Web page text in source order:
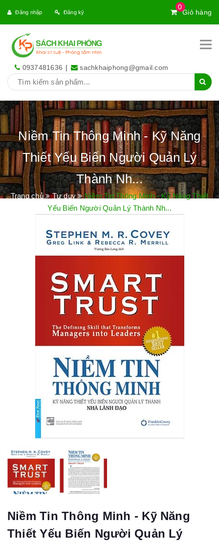
0
Giỏ hàng
Đăng nhập Đăng ký
0937481636 | sachkhaiphong@gmail.com
Niềm Tin Thông Minh - Kỹ Năng
Thiết Yếu Biến Người Quản Lý
Thành Nh...
Trang chủ Tư duy
Niềm Tin Thông Minh - Kỹ Năng Thiết
Yếu Biến Người Quản Lý Thành Nh...
Niềm Tin Thông Minh - Kỹ Năng
Thiết Yếu Biến Người Quản Lý